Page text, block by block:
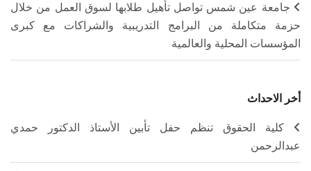
جامعة عين شمس تواصل تأهيل طلابها لسوق العمل من خلال
حزمة متكاملة من البرامج التدريبية والشراكات مع كبرى
المؤسسات المحلية والعالمية
أخر الاحداث
كلية الحقوق تنظم حفل تأبين الأستاذ الدكتور حمدي
عبدالرحمن